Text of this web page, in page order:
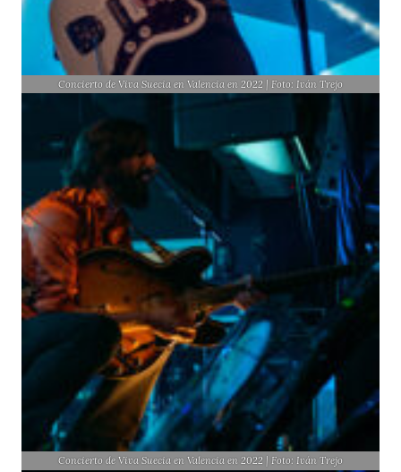
Concierto de Viva Suecia en Valencia en 2022 | Foto: Iván Trejo
Concierto de Viva Suecia en Valencia en 2022 | Foto: Iván Trejo